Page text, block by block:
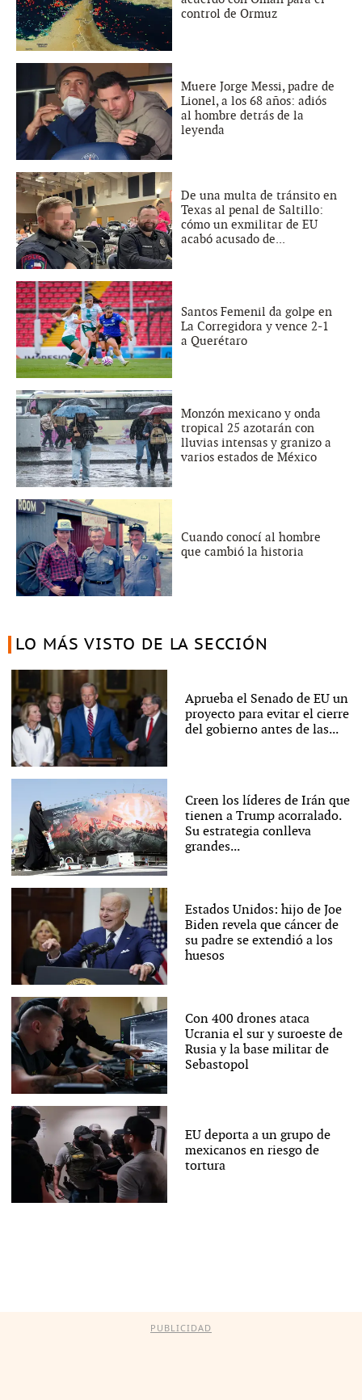
control de Ormuz
Muere Jorge Messi, padre de
Lionel, a los 68 años: adiós
al hombre detrás de la
leyenda
De una multa de tránsito en
Texas al penal de Saltillo:
cómo un exmilitar de EU
acabó acusado de...
Santos Femenil da golpe en
La Corregidora y vence 2-1
a Querétaro
Monzón mexicano y onda
tropical 25 azotarán con
lluvias intensas y granizo a
varios estados de México
Cuando conocí al hombre
que cambió la historia
LO MÁS VISTO DE LA SECCIÓN
Aprueba el Senado de EU un
proyecto para evitar el cierre
del gobierno antes de las...
Creen los líderes de Irán que
tienen a Trump acorralado.
Su estrategia conlleva
grandes...
Estados Unidos: hijo de Joe
Biden revela que cáncer de
su padre se extendió a los
huesos
Con 400 drones ataca
Ucrania el sur y suroeste de
Rusia y la base militar de
Sebastopol
EU deporta a un grupo de
mexicanos en riesgo de
tortura
PUBLICIDAD